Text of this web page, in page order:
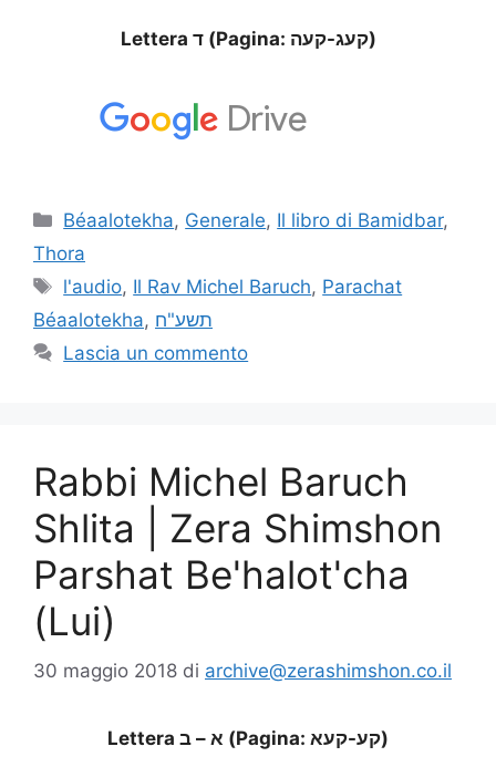
Lettera ד (Pagina: קעג-קעה)
Béaalotekha, Generale, Il libro di Bamidbar,
Thora
l'audio, Il Rav Michel Baruch, Parachat
Béaalotekha, תשע"ח
Lascia un commento
Rabbi Michel Baruch
Shlita | Zera Shimshon
Parshat Be'halot'cha
(Lui)
30 maggio 2018 di archive@zerashimshon.co.il
Lettera א – ב (Pagina: קע-קעא)